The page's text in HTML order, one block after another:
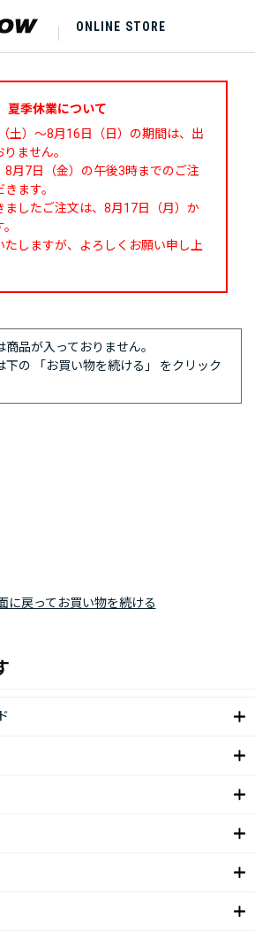
ONLINE STORE
夏季休業について
土）～8月16日（日）の期間は、出
ません。
8月7日（金）の午後3時までのご注
ます。
ましたご注文は、8月17日（月）か
たしますが、よろしくお願い申し上
品が入っておりません。
下の 「お買い物を続ける」 をクリック
に戻ってお買い物を続ける